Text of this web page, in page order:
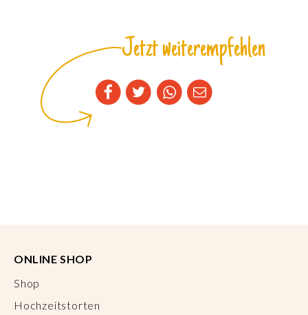
Jetzt weiterempfehlen
ONLINE SHOP
Shop
Hochzeitstorten